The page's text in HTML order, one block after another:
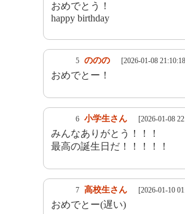
おめでとう！
happy birthday
5 ののの [2026-01-08
おめでとー！
6 小学生さん [2026-01-08
みんなありがとう！！！
最高の誕生日だ！！！！！
7 高校生さん [2026-01-10
おめでとー(遅い)